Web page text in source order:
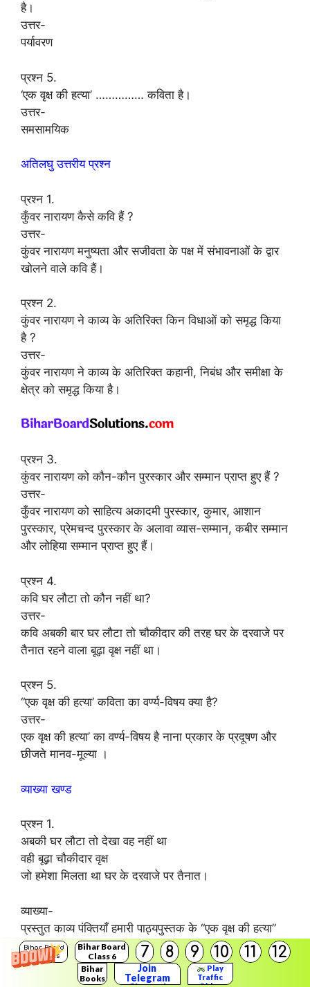
Bihar Board
Solutions
Bihar Board
Class 6
7 8 9 10 11 12
Bihar
Books
Join
Telegram
Play
Traffic
है।
उत्तर-
पर्यावरण
प्रश्न 5.
‘एक वृक्ष की हत्या’ …………… कविता है।
उत्तर-
समसामयिक
अतिलघु उत्तरीय प्रश्न
प्रश्न 1.
कुँवर नारायण कैसे कवि हैं ?
उत्तर-
कुंवर नारायण मनुष्यता और सजीवता के पक्ष में संभावनाओं के द्वार
खोलने वाले कवि हैं।
प्रश्न 2.
कुंवर नारायण ने काव्य के अतिरिक्त किन विधाओं को समृद्ध किया
है ?
उत्तर-
कुंवर नारायण ने काव्य के अतिरिक्त कहानी, निबंध और समीक्षा के
क्षेत्र को समृद्ध किया है।
प्रश्न 3.
कुंवर नारायण को कौन-कौन पुरस्कार और सम्मान प्राप्त हुए हैं ?
उत्तर-
कुँवर नारायण को साहित्य अकादमी पुरस्कार, कुमार, आशान
पुरस्कार, प्रेमचन्द पुरस्कार के अलावा व्यास-सम्मान, कबीर सम्मान
और लोहिया सम्मान प्राप्त हुए हैं।
प्रश्न 4.
कवि घर लौटा तो कौन नहीं था?
उत्तर-
कवि अबकी बार घर लौटा तो चौकीदार की तरह घर के दरवाजे पर
तैनात रहने वाला बूढ़ा वृक्ष नहीं था।
प्रश्न 5.
“एक वृक्ष की हत्या’ कविता का वर्ण्य-विषय क्या है?
उत्तर-
एक वृक्ष की हत्या’ का वर्ण्य-विषय है नाना प्रकार के प्रदूषण और
छीजते मानव-मूल्या ।
व्याख्या खण्ड
प्रश्न 1.
अबकी घर लौटा तो देखा वह नहीं था
वही बूढ़ा चौकीदार वृक्ष
जो हमेशा मिलता था घर के दरवाजे पर तैनात।
व्याख्या-
प्रस्तुत काव्य पंक्तियाँ हमारी पाठ्यपुस्तक के “एक वृक्ष की हत्या”
नामक काव्य-पाठ से ली गयी हैं।
इन पंक्तियों का प्रसंग गाँव के एक बूढ़े वृक्ष की हत्या से जुड़ा हुआ